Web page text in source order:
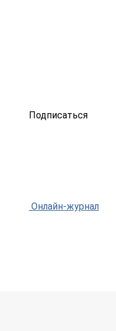
Подписаться
Онлайн-журнал